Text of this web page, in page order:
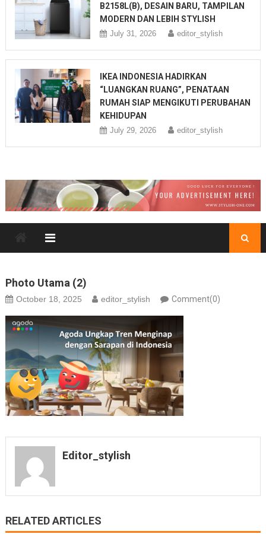
B2158L(B), DESAIN BARU, TAMPILAN
MODERN DAN LEBIH STYLISH
July 31, 2026 editor_stylish
IKEA INDONESIA HADIRKAN
“LUANGKAN RUANG”, PENATAAN
RUMAH SIAP MENGIKUTI PERUBAHAN
KEHIDUPAN
July 29, 2026 editor_stylish
Photo Utama (2)
October 18, 2025 editor_stylish Comment(0)
Editor_stylish
RELATED ARTICLES